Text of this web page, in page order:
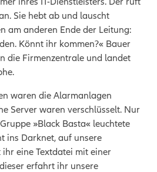
Sie hebt ab und lauscht
am anderen Ende der Leitung:
Könnt ihr kommen?« Bauer
die Firmenzentrale und landet
waren die Alarmanlagen
Server waren verschlüsselt. Nur
»Black Basta« leuchtete
ins Darknet, auf unsere
eine Textdatei mit einer
erfahrt ihr unsere